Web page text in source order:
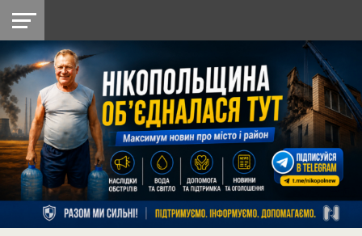
НІКОПОЛЬ
РАЙОН
СІЧЕСЛАВСЬКА
УКРАЇНА
РЕТРО
НІКОПОЛЬ
ЛАЙТ
УКРАЇНА
ДОПОМОГА
РАДІО